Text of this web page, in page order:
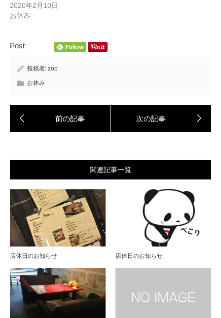
2020年2月10日
お休み
Post
投稿者: zop
お休み
関連記事一覧
店休日のお知らせ 店休日のお知らせ